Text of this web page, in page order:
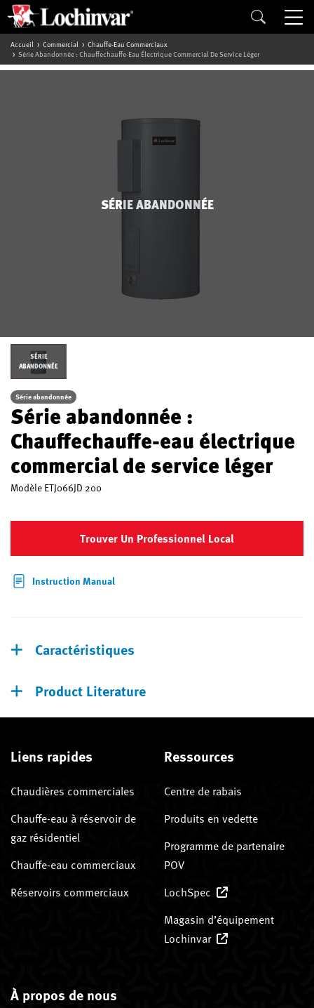
Accueil Commercial
Chauffe-Eau Commerciaux
Série Abandonnée : Chauffechauffe-Eau Électrique Commercial De Service Léger
SÉRIE ABANDONNÉE
SÉRIE
ABANDONNÉE
Série abandonnée
Série abandonnée :
Chauffechauffe-eau électrique
commercial de service léger
Modèle ETJ066JD 200
Trouver Un Professionnel Local
Instruction Manual
Caractéristiques
Product Literature
Liens rapides
Chaudières commerciales
Chauffe-eau à réservoir de
gaz résidentiel
Chauffe-eau commerciaux
Réservoirs commerciaux
Ressources
Centre de rabais
Produits en vedette
Programme de partenaire
POV
LochSpec
Magasin d’équipement
Lochinvar
À propos de nous